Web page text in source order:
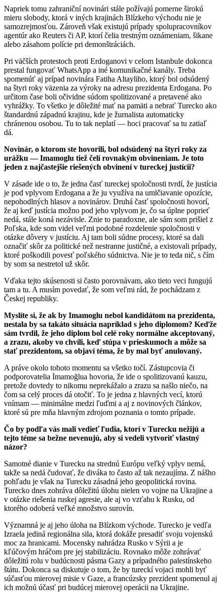
Napriek tomu zahraniční novinári stále požívajú pomerne širokú
mieru slobody, ktorá v iných krajinách Blízkeho východu nie je
samozrejmosťou. Zároveň však existujú prípady spolupracovníkov
agentúr ako Reuters či AP, ktorí čelia trestným oznámeniam, šikane
alebo zásahom polície pri demonštráciách.
Pri väčších protestoch proti Erdoganovi v celom Istanbule dokonca
prestal fungovať WhatsApp a iné komunikačné kanály. Treba
spomenúť aj prípad novinára Fatiha Altayliho, ktorý bol odsúdený
na štyri roky väzenia za výroky na adresu prezidenta Erdogana. Po
určitom čase boli očividne súdom spolitizované a pretavené ako
vyhrážky. To všetko je dôležité mať na pamäti a nebrať Turecko ako
štandardnú západnú krajinu, kde je žurnalista automaticky
chránenou osobou. Tu to tak neplatí — hoci pracovať sa tu zatiaľ
dá.
Novinár, o ktorom ste hovorili, bol odsúdený na štyri roky za
urážku — Imamoglu tiež čelí rovnakým obvineniam. Je toto
jeden z najčastejšie riešených obvinení v tureckej justícii?
V zásade ide o to, že jedna časť tureckej spoločnosti tvrdí, že justícia
je pod vplyvom Erdogana a že ju využíva na umlčiavanie opozície,
nepohodlných hlasov a novinárov. Druhá časť spoločnosti hovorí,
že aj keď justícia možno pod jeho vplyvom je, čo sa úplne poprieť
nedá, stále koná nezávisle. Znie to paradoxne, ale sám som prišiel z
Poľska, kde som videl veľmi podobné rozdelenie spoločnosti v
otázke dôvery v justíciu. Aj tam boli súdne procesy, ktoré sa dali
označiť skôr za politické než nestranne justičné, a existovali prípady,
ktoré poškodili povesť poľského súdnictva. Nie je to teda nič, s čím
by som sa nestretol už skôr.
Vďaka tejto skúsenosti si často porovnávam, ako tieto veci fungujú
tam a tu. A musím povedať, že som veľmi rád, že pochádzam z
Českej republiky.
Myslíte si, že ak by Imamoglu nebol kandidátom na prezidenta,
nestala by sa takáto situácia napríklad s jeho diplomom? Keďže
sám tvrdil, že jeho diplom bol celé roky normálne akceptovaný,
a zrazu, akoby vo chvíli, keď stúpa v prieskumoch a môže sa
stať prezidentom, sa objaví téma, že by mal byť anulovaný.
A práve okolo tohoto momentu sa všetko točí. Zástupcovia či
podporovatelia İmamoğlua hovoria, že ide o spolitizovanú kauzu,
pretože dovtedy to nikomu neprekážalo a zrazu sa našlo niečo, na
čom sa celý proces dá otočiť. To je jedna z hlavných vecí, ktorú
vnímam — minimálne medzi ľuďmi a aj z novinových článkov,
ktoré sú pre mňa hlavným zdrojom poznania o tomto prípade.
Čo by podľa vás mali vedieť ľudia, ktorí v Turecku nežijú a
tejto téme sa bežne nevenujú, aby si vedeli vytvoriť vlastný
názor?
Samotné dianie v Turecku na strednú Európu veľký vplyv nemá,
takže sa nedá čudovať, že diváka to často až tak nezaujíma. Z nášho
pohľadu je však na Turecku zásadná jeho geopolitická rovina.
Turecko dnes zohráva dôležitú úlohu nielen vo vojne na Ukrajine a
v otázke riešenia ruskej agresie, ale aj vo vzťahu k Rusku, od
ktorého odoberá veľké množstvo surovín.
Významná je aj jeho úloha na Blízkom východe. Turecko je vedľa
Izraela jediná regionálna sila, ktorá dokáže presadiť svoju vojenskú
moc za hranicami. Mocensky nahrádza Rusko v Sýrii a je
kľúčovým hráčom pre jej stabilizáciu. Rovnako môže zohrávať
dôležitú rolu v budúcnosti pásma Gazy a prípadného palestínskeho
štátu. Dokonca sa diskutuje o tom, že by tureckí vojaci mohli byť
súčasťou mierovej misie v Gaze, a francúzsky prezident spomenul aj
ich možnú účasť pri budúcej mierovej operácii na Ukrajine.